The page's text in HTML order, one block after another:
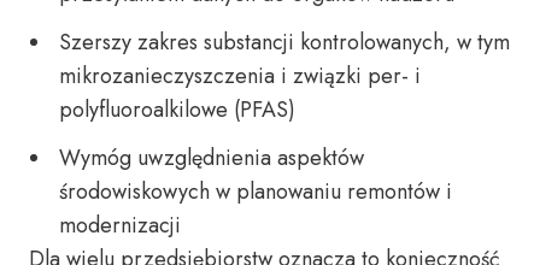
Szerszy zakres substancji kontrolowanych, w tym
mikrozanieczyszczenia i związki per- i
polyfluoroalkilowe (PFAS)
Wymóg uwzględnienia aspektów
środowiskowych w planowaniu remontów i
modernizacji